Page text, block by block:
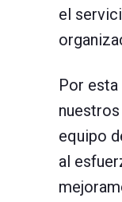
el
Por
equipo
al